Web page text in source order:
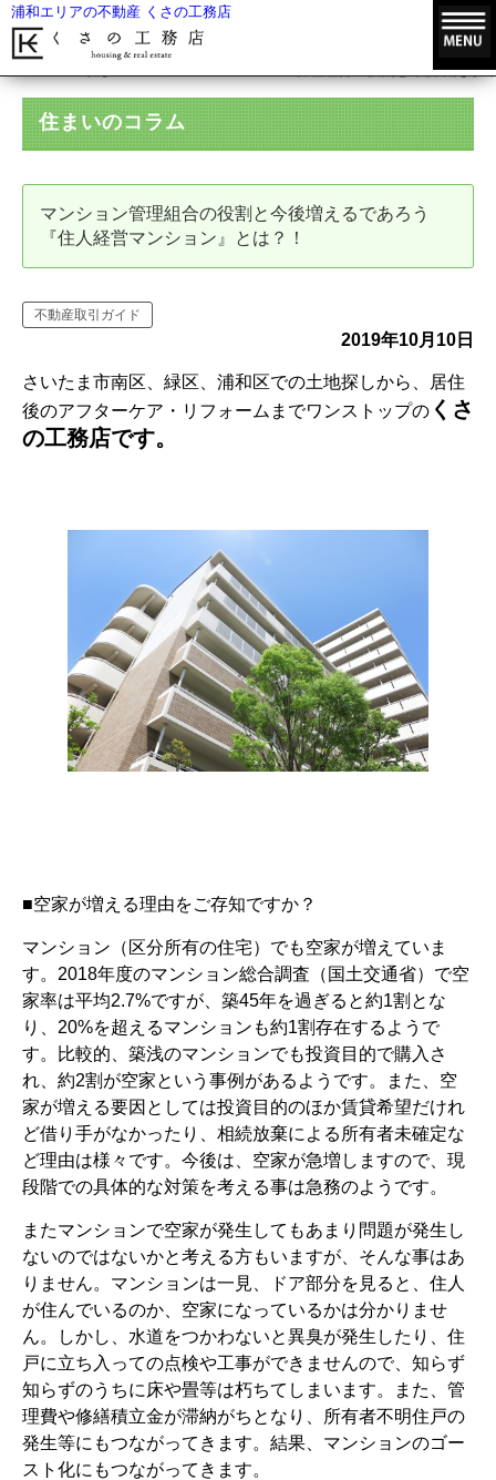
浦和エリアの不動産 くさの工務店
マンション管理組合の役割と今後増える
住まいのコラム
マンション管理組合の役割と今後増えるであろう
『住人経営マンション』とは？！
不動産取引ガイド
2019年10月10日
さいたま市南区、緑区、浦和区での土地探しから、居住
後のアフターケア・リフォームまでワンストップの くさ
の工務店です。
■空家が増える理由をご存知ですか？
マンション（区分所有の住宅）でも空家が増えていま
す。2018年度のマンション総合調査（国土交通省）で空
家率は平均2.7%ですが、築45年を過ぎると約1割とな
り、20%を超えるマンションも約1割存在するようで
す。比較的、築浅のマンションでも投資目的で購入さ
れ、約2割が空家という事例があるようです。また、空
家が増える要因としては投資目的のほか賃貸希望だけれ
ど借り手がなかったり、相続放棄による所有者未確定な
ど理由は様々です。今後は、空家が急増しますので、現
段階での具体的な対策を考える事は急務のようです。
またマンションで空家が発生してもあまり問題が発生し
ないのではないかと考える方もいますが、そんな事はあ
りません。マンションは一見、ドア部分を見ると、住人
が住んでいるのか、空家になっているかは分かりませ
ん。しかし、水道をつかわないと異臭が発生したり、住
戸に立ち入っての点検や工事ができませんので、知らず
知らずのうちに床や畳等は朽ちてしまいます。また、管
理費や修繕積立金が滞納がちとなり、所有者不明住戸の
発生等にもつながってきます。結果、マンションのゴー
スト化にもつながってきます。